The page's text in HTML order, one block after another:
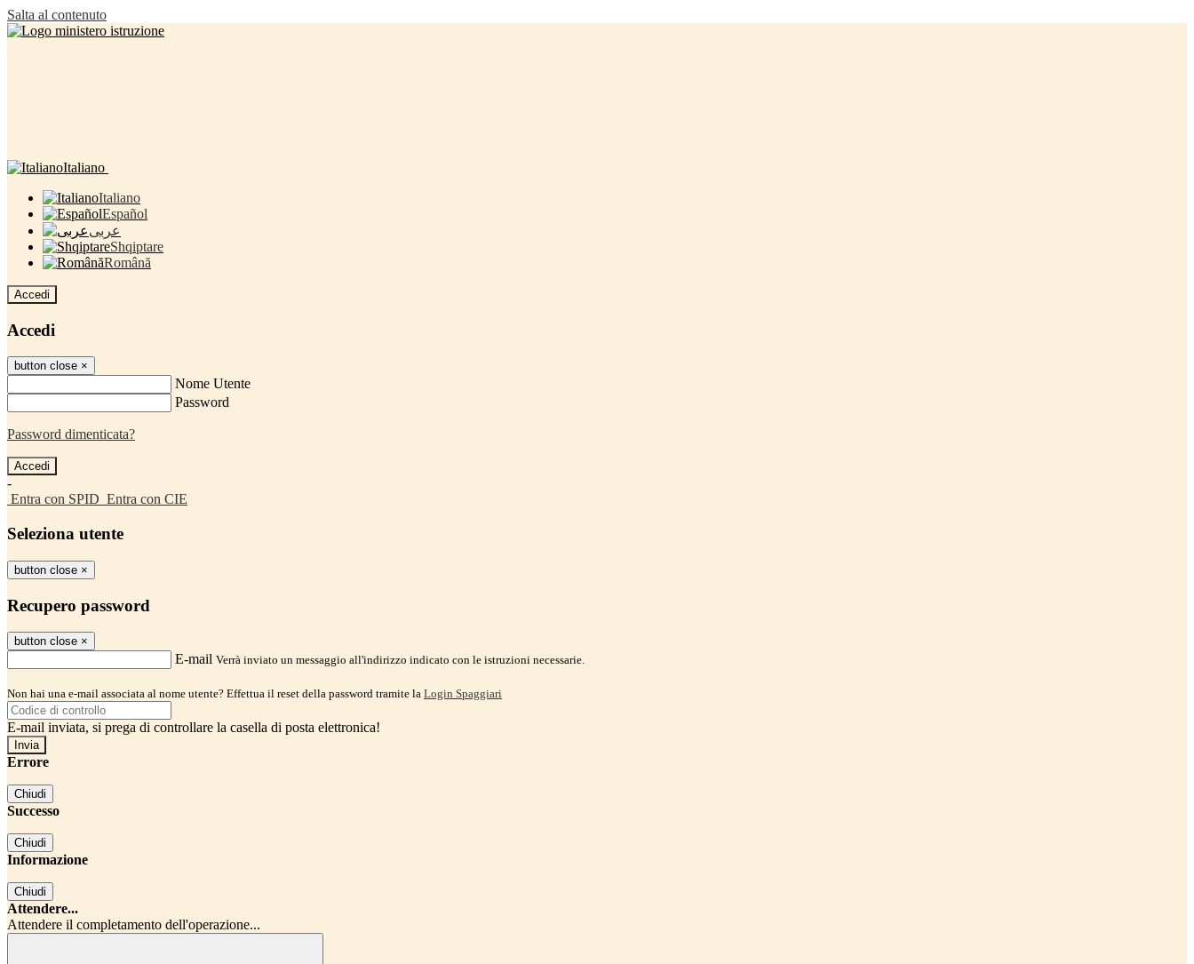
Salta al contenuto
Italiano
Italiano
Español
عربى
Shqiptare
Română
Accedi
Accedi
button close ×
Nome Utente
Password
Password dimenticata?
-
Entra con SPID Entra con CIE
Seleziona utente
button close ×
Recupero password
button close ×
E-mail Verrà inviato un messaggio all'indirizzo indicato con le istruzioni necessarie.
Non hai una e-mail associata al nome utente? Effettua il reset della password tramite la Login Spaggiari
E-mail inviata, si prega di controllare la casella di posta elettronica!
Errore
Chiudi
Successo
Chiudi
Informazione
Chiudi
Attendere...
Attendere il completamento dell'operazione...